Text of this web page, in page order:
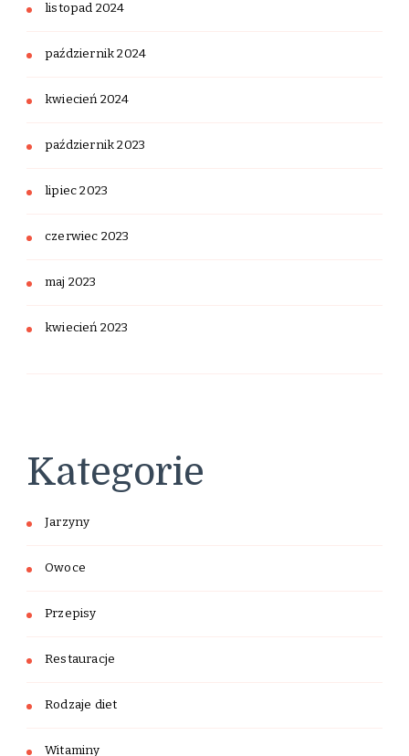
listopad 2024
październik 2024
kwiecień 2024
październik 2023
lipiec 2023
czerwiec 2023
maj 2023
kwiecień 2023
Kategorie
Jarzyny
Owoce
Przepisy
Restauracje
Rodzaje diet
Witaminy